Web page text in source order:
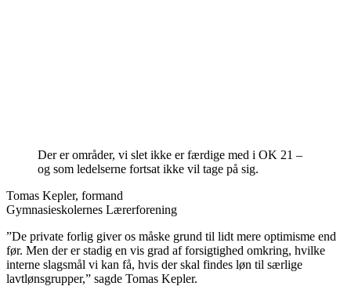
Der er områder, vi slet ikke er færdige med i OK 21 –
og som ledelserne fortsat ikke vil tage på sig.
Tomas Kepler, formand
Gymnasieskolernes Lærerforening
”De private forlig giver os måske grund til lidt mere optimisme end
før. Men der er stadig en vis grad af forsigtighed omkring, hvilke
interne slagsmål vi kan få, hvis der skal findes løn til særlige
lavtlønsgrupper,” sagde Tomas Kepler.